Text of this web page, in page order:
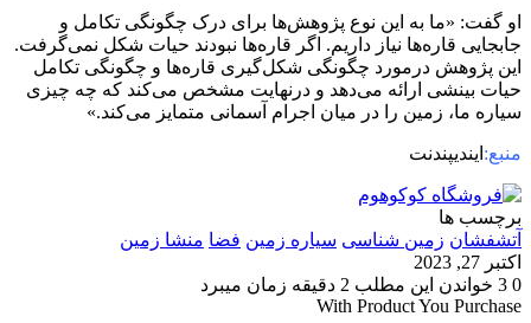
او گفت: «ما به این نوع پژوهش‌ها برای درک چگونگی تکامل و
جابجایی قاره‌ها نیاز داریم. اگر قاره‌ها نبودند حیات شکل نمی‌گرفت.
این پژوهش درمورد چگونگی شکل‌گیری قاره‌ها و چگونگی تکامل
حیات بینشی ارائه می‌دهد و درنهایت مشخص می‌کند که چه چیزی
سیاره‌ ما، زمین را در میان اجرام آسمانی متمایز می‌کند.»
منبع: ایندیپندنت
برچسب ها
آتشفشان زمین شناسی سیاره زمین فضا منشا زمین
اکتبر 27, 2023
0
خواندن این مطلب 2 دقیقه زمان میبرد
With Product You Purchase